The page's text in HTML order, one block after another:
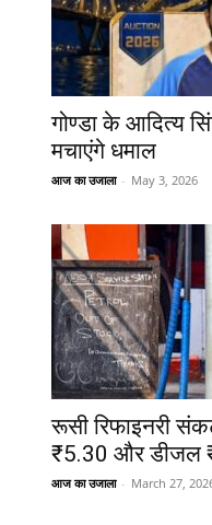
गोण्डा के आदित्य
मचाएंगे धमाल
आज का उजाला - May 3, 2026
रूसी रिफाइनरी
₹5.30 और डीजल
आज का उजाला - March 27,